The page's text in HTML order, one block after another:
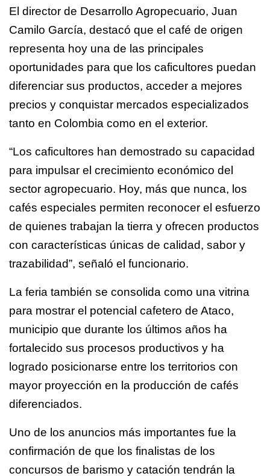
El director de Desarrollo Agropecuario, Juan
Camilo García, destacó que el café de origen
representa hoy una de las principales
oportunidades para que los caficultores puedan
diferenciar sus productos, acceder a mejores
precios y conquistar mercados especializados
tanto en Colombia como en el exterior.
“Los caficultores han demostrado su capacidad
para impulsar el crecimiento económico del
sector agropecuario. Hoy, más que nunca, los
cafés especiales permiten reconocer el esfuerzo
de quienes trabajan la tierra y ofrecen productos
con características únicas de calidad, sabor y
trazabilidad”, señaló el funcionario.
La feria también se consolida como una vitrina
para mostrar el potencial cafetero de Ataco,
municipio que durante los últimos años ha
fortalecido sus procesos productivos y ha
logrado posicionarse entre los territorios con
mayor proyección en la producción de cafés
diferenciados.
Uno de los anuncios más importantes fue la
confirmación de que los finalistas de los
concursos de barismo y catación tendrán la